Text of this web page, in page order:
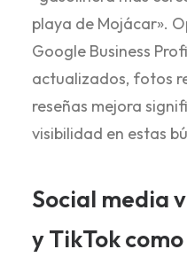
playa de Mojácar».
Google Business
actualizados, fotos
reseñas mejora
visibilidad en estas
Social media
y TikTok